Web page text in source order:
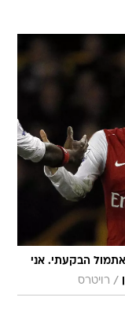
הבקעתי. אני
/ רויטרס